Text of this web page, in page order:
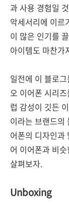
과 사용 경험일
악세서리에 이르
이 많은 인기를
아이템도 마찬가
일전에 이 블로
오 이어폰 시리
럽 감성이 깃든
이라는 브랜드의
어폰의 디자인과
어 이어폰과 비
살펴보자.
Unboxing